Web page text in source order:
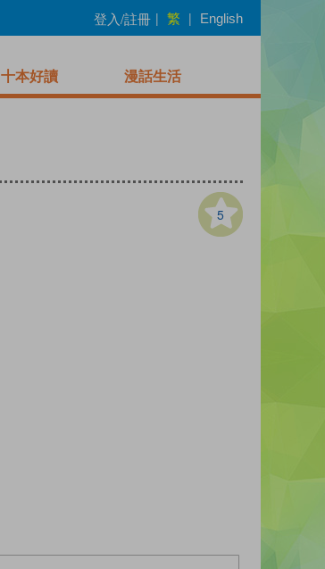
登入/註冊 | 繁 | English
十本好讀 漫話生活
5